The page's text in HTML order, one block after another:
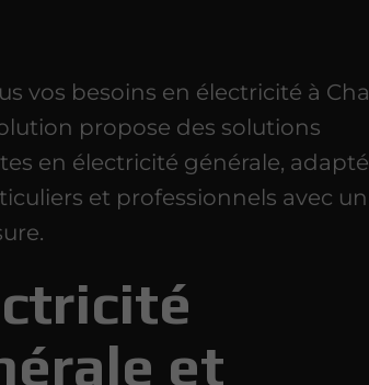
vos besoins en électricité à
propose des solutions
en électricité générale,
et professionnels avec
et